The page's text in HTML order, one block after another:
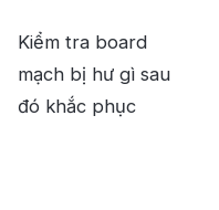
Kiểm tra board
mạch bị hư gì sau
đó khắc phục